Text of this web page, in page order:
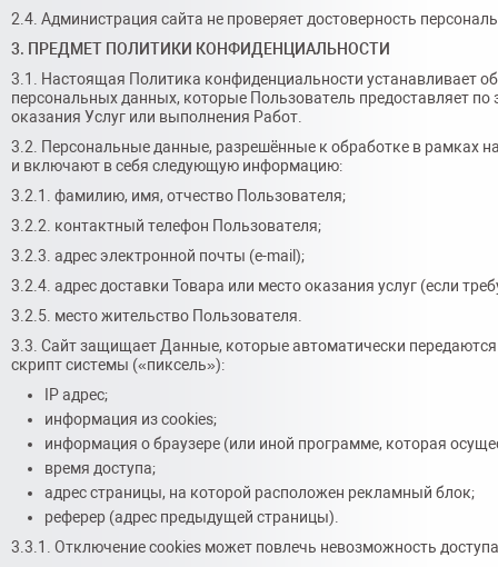
2.4. Администрация сайта не проверяет достоверность
3. ПРЕДМЕТ ПОЛИТИКИ КОНФИДЕНЦИАЛЬНОСТИ
3.1. Настоящая Политика конфиденциальности устанавливает
персональных данных, которые Пользователь предоставляет
оказания Услуг или выполнения Работ.
3.2. Персональные данные, разрешённые к обработке в рамках
и включают в себя следующую информацию:
3.2.1. фамилию, имя, отчество Пользователя;
3.2.2. контактный телефон Пользователя;
3.2.3. адрес электронной почты (e-mail);
3.2.4. адрес доставки Товара или место оказания услуг (если
3.2.5. место жительство Пользователя.
3.3. Сайт защищает Данные, которые автоматически
скрипт системы («пиксель»):
IP адрес;
информация из cookies;
информация о браузере (или иной программе, которая
время доступа;
адрес страницы, на которой расположен рекламный блок;
реферер (адрес предыдущей страницы).
3.3.1. Отключение cookies может повлечь невозможность